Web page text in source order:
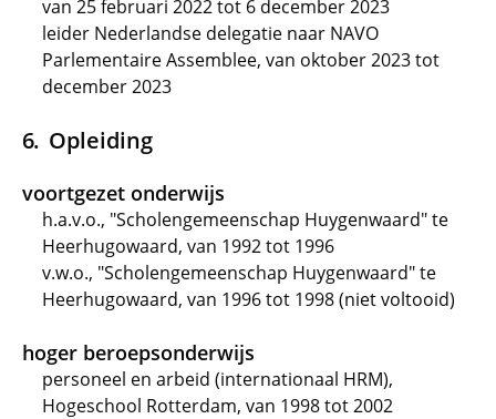
van 25 februari 2022 tot 6 december 2023
leider Nederlandse delegatie naar NAVO
Parlementaire Assemblee, van oktober 2023 tot
december 2023
Opleiding
voortgezet onderwijs
h.a.v.o., "Scholengemeenschap Huygenwaard" te
Heerhugowaard, van 1992 tot 1996
v.w.o., "Scholengemeenschap Huygenwaard" te
Heerhugowaard, van 1996 tot 1998 (niet voltooid)
hoger beroepsonderwijs
personeel en arbeid (internationaal HRM),
Hogeschool Rotterdam, van 1998 tot 2002